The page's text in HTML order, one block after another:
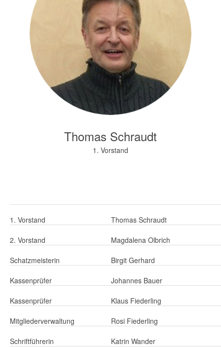
Thomas Schraudt
1. Vorstand
1. Vorstand Thomas Schraudt
2. Vorstand Magdalena Olbrich
Schatzmeisterin Birgit Gerhard
Kassenprüfer Johannes Bauer
Kassenprüfer Klaus Fiederling
Mitgliederverwaltung Rosi Fiederling
Schriftführerin Katrin Wander